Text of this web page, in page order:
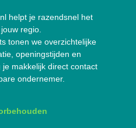
helpt je razendsnel het
regio.
tonen we overzichtelijke
openingstijden en
makkelijk direct contact
ondernemer.